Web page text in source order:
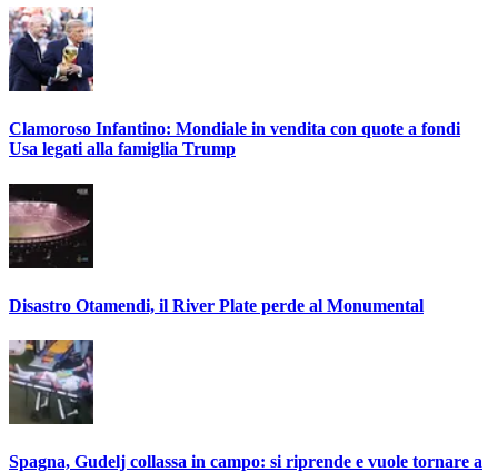
Clamoroso Infantino: Mondiale in vendita con quote a fondi
Usa legati alla famiglia Trump
Disastro Otamendi, il River Plate perde al Monumental
Spagna, Gudelj collassa in campo: si riprende e vuole tornare a